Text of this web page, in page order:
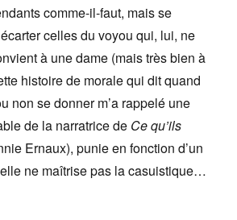
comme-il-faut, mais se
celles du voyou qui, lui, ne
à une dame (mais très bien à
histoire de morale qui dit quand
non se donner m’a rappelé une
de la narratrice de Ce qu’ils
Ernaux), punie en fonction d’un
ne maîtrise pas la casuistique…